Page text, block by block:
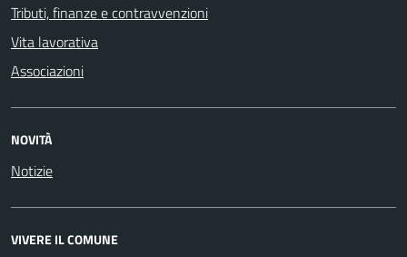
Tributi, finanze e contravvenzioni
Vita lavorativa
Associazioni
NOVITÀ
Notizie
VIVERE IL COMUNE